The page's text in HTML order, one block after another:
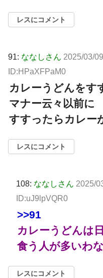
レスにコメント
91: ななしさん 2025/03/
ID:HPaXFPaM0
カレーうどんをす
マナー云々以前に
すすったらカレー
レスにコメント
108: ななしさん 2025/
ID:uJ9lpVQR0
>>91
カレーうどんは
食う人が多いわな
レスにコメント